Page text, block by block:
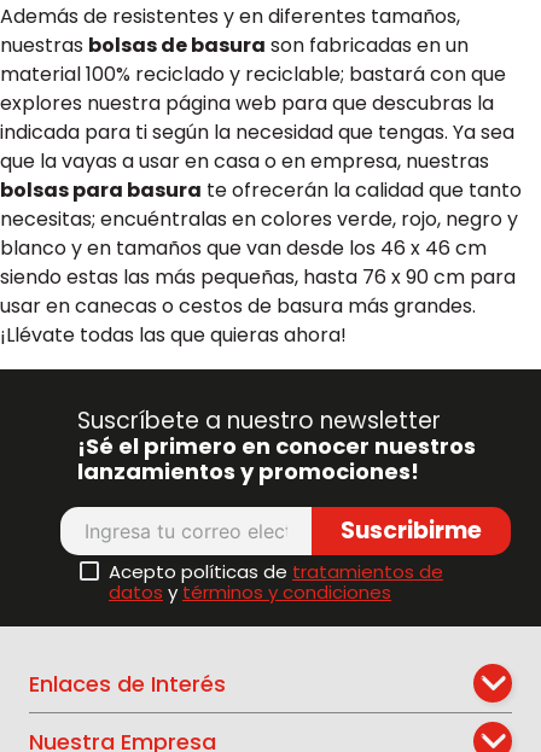
Además de resistentes y en diferentes tamaños,
nuestras bolsas de basura son fabricadas en un
material 100% reciclado y reciclable; bastará con que
explores nuestra página web para que descubras la
indicada para ti según la necesidad que tengas. Ya sea
que la vayas a usar en casa o en empresa, nuestras
bolsas para basura te ofrecerán la calidad que tanto
necesitas; encuéntralas en colores verde, rojo, negro y
blanco y en tamaños que van desde los 46 x 46 cm
siendo estas las más pequeñas, hasta 76 x 90 cm para
usar en canecas o cestos de basura más grandes.
¡Llévate todas las que quieras ahora!
Suscríbete a nuestro newsletter
¡Sé el primero en conocer nuestros
lanzamientos y promociones!
Suscribirme
Acepto políticas de tratamientos de
datos y términos y condiciones
Enlaces de Interés
Nuestra Empresa